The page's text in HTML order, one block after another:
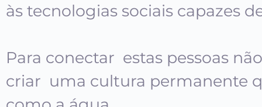
às tecnologias sociais capazes
Para conectar estas pessoas
criar uma cultura permanente